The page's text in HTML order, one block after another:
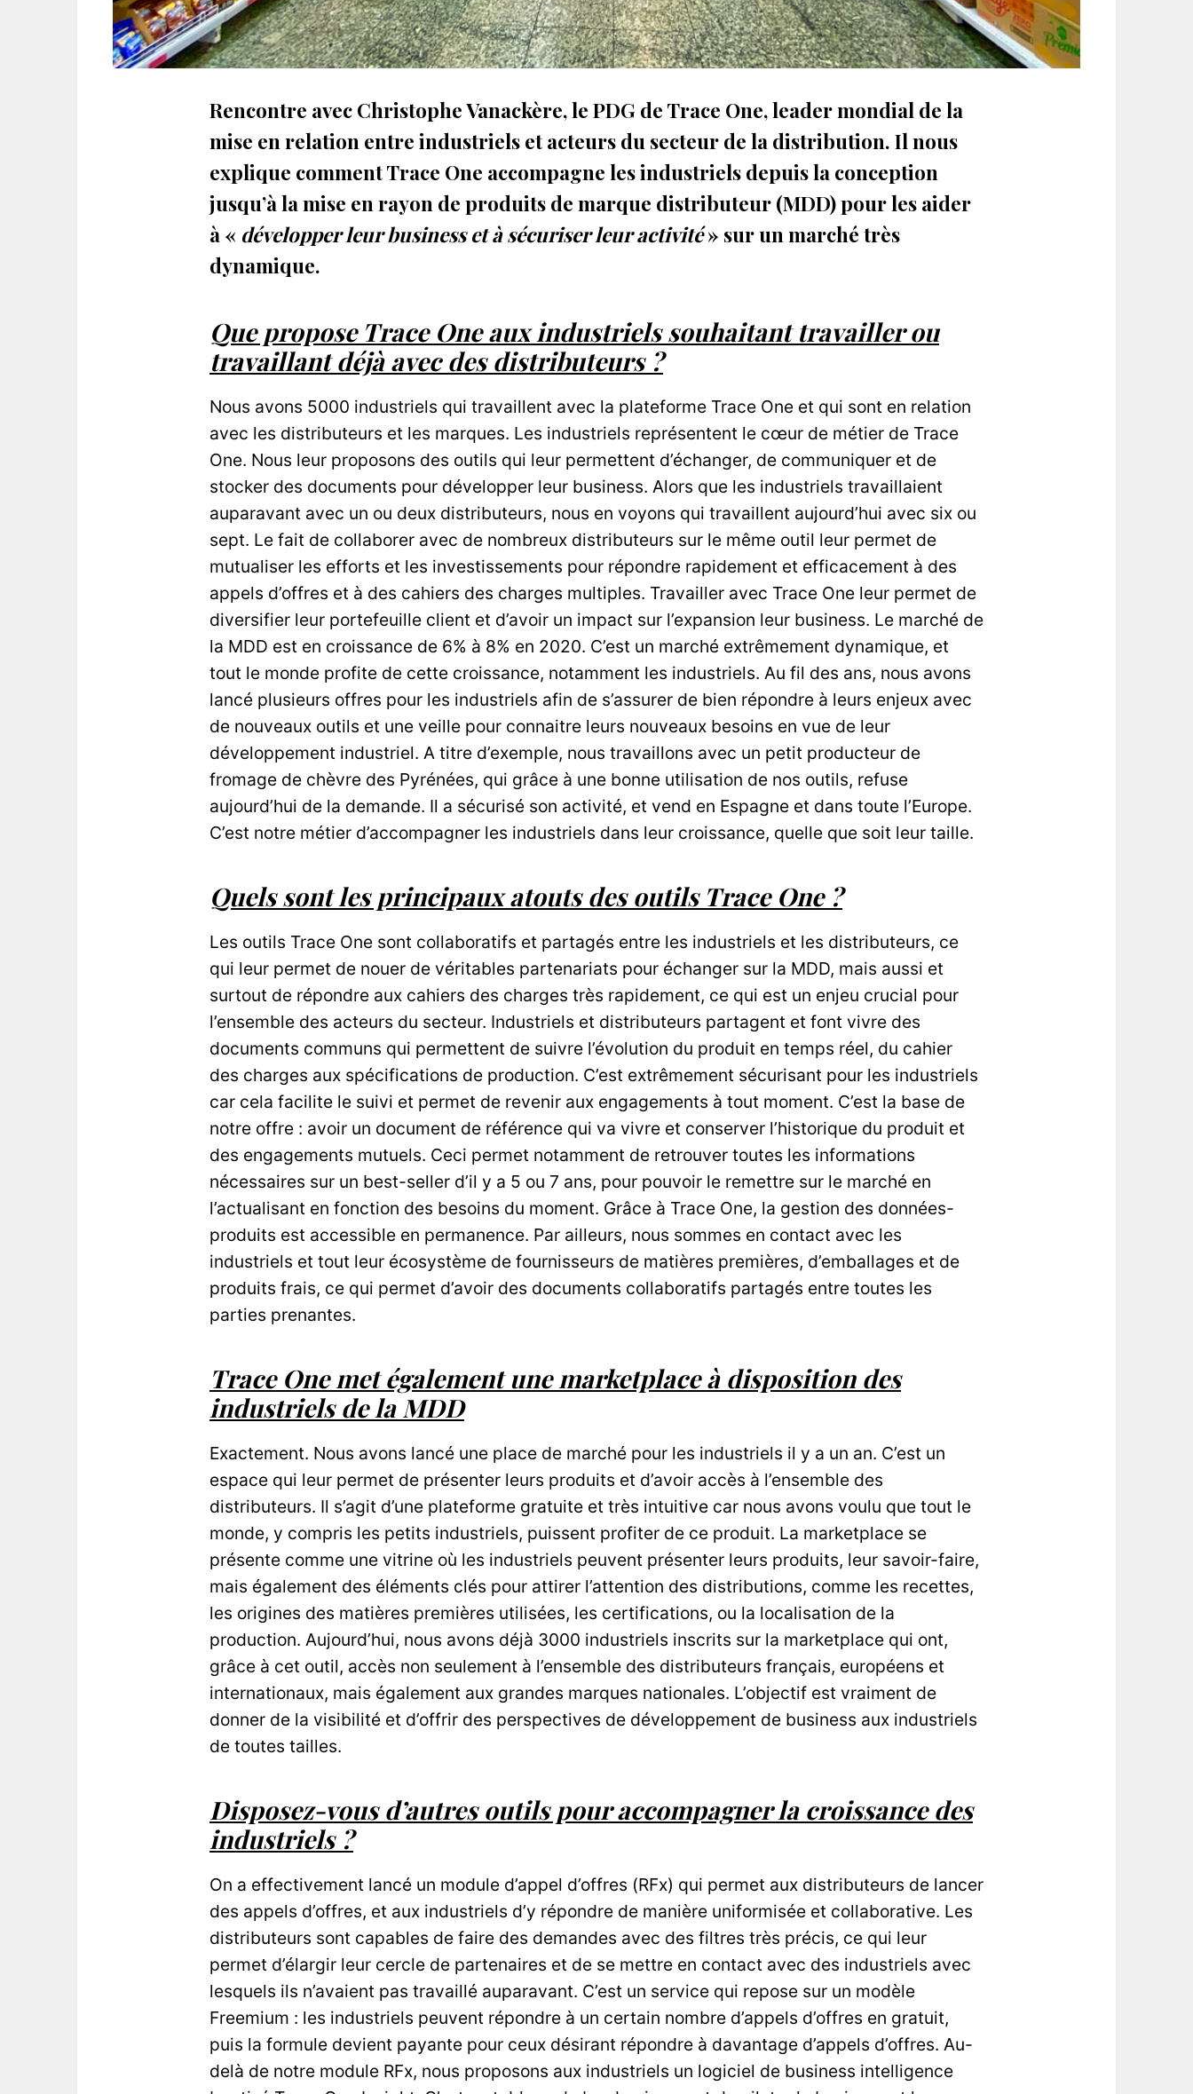
Rencontre avec Christophe Vanackère, le PDG de Trace One, leader mondial de la
mise en relation entre industriels et acteurs du secteur de la distribution. Il nous
explique comment Trace One accompagne les industriels depuis la conception
jusqu’à la mise en rayon de produits de marque distributeur (MDD) pour les aider
à « développer leur business et à sécuriser leur activité» sur un marché très
dynamique.
Que propose Trace One aux industriels souhaitant travailler ou
travaillant déjà avec des distributeurs ?
Nous avons 5000 industriels qui travaillent avec la plateforme Trace One et qui sont en relation
avec les distributeurs et les marques. Les industriels représentent le cœur de métier de Trace
One. Nous leur proposons des outils qui leur permettent d’échanger, de communiquer et de
stocker des documents pour développer leur business. Alors que les industriels travaillaient
auparavant avec un ou deux distributeurs, nous en voyons qui travaillent aujourd’hui avec six ou
sept. Le fait de collaborer avec de nombreux distributeurs sur le même outil leur permet de
mutualiser les efforts et les investissements pour répondre rapidement et efficacement à des
appels d’offres et à des cahiers des charges multiples. Travailler avec Trace One leur permet de
diversifier leur portefeuille client et d’avoir un impact sur l’expansion leur business. Le marché de
la MDD est en croissance de 6% à 8% en 2020. C’est un marché extrêmement dynamique, et
tout le monde profite de cette croissance, notamment les industriels. Au fil des ans, nous avons
lancé plusieurs offres pour les industriels afin de s’assurer de bien répondre à leurs enjeux avec
de nouveaux outils et une veille pour connaitre leurs nouveaux besoins en vue de leur
développement industriel. A titre d’exemple, nous travaillons avec un petit producteur de
fromage de chèvre des Pyrénées, qui grâce à une bonne utilisation de nos outils, refuse
aujourd’hui de la demande. Il a sécurisé son activité, et vend en Espagne et dans toute l’Europe.
C’est notre métier d’accompagner les industriels dans leur croissance, quelle que soit leur taille.
Quels sont les principaux atouts des outils Trace One ?
Les outils Trace One sont collaboratifs et partagés entre les industriels et les distributeurs, ce
qui leur permet de nouer de véritables partenariats pour échanger sur la MDD, mais aussi et
surtout de répondre aux cahiers des charges très rapidement, ce qui est un enjeu crucial pour
l’ensemble des acteurs du secteur. Industriels et distributeurs partagent et font vivre des
documents communs qui permettent de suivre l’évolution du produit en temps réel, du cahier
des charges aux spécifications de production. C’est extrêmement sécurisant pour les industriels
car cela facilite le suivi et permet de revenir aux engagements à tout moment. C’est la base de
notre offre : avoir un document de référence qui va vivre et conserver l’historique du produit et
des engagements mutuels. Ceci permet notamment de retrouver toutes les informations
nécessaires sur un best-seller d’il y a 5 ou 7 ans, pour pouvoir le remettre sur le marché en
l’actualisant en fonction des besoins du moment. Grâce à Trace One, la gestion des données-
produits est accessible en permanence. Par ailleurs, nous sommes en contact avec les
industriels et tout leur écosystème de fournisseurs de matières premières, d’emballages et de
produits frais, ce qui permet d’avoir des documents collaboratifs partagés entre toutes les
parties prenantes.
Trace One met également une marketplace à disposition des
industriels de la MDD
Exactement. Nous avons lancé une place de marché pour les industriels il y a un an. C’est un
espace qui leur permet de présenter leurs produits et d’avoir accès à l’ensemble des
distributeurs. Il s’agit d’une plateforme gratuite et très intuitive car nous avons voulu que tout le
monde, y compris les petits industriels, puissent profiter de ce produit. La marketplace se
présente comme une vitrine où les industriels peuvent présenter leurs produits, leur savoir-faire,
mais également des éléments clés pour attirer l’attention des distributions, comme les recettes,
les origines des matières premières utilisées, les certifications, ou la localisation de la
production. Aujourd’hui, nous avons déjà 3000 industriels inscrits sur la marketplace qui ont,
grâce à cet outil, accès non seulement à l’ensemble des distributeurs français, européens et
internationaux, mais également aux grandes marques nationales. L’objectif est vraiment de
donner de la visibilité et d’offrir des perspectives de développement de business aux industriels
de toutes tailles.
Disposez-vous d’autres outils pour accompagner la croissance des
industriels ?
On a effectivement lancé un module d’appel d’offres (RFx) qui permet aux distributeurs de lancer
des appels d’offres, et aux industriels d’y répondre de manière uniformisée et collaborative. Les
distributeurs sont capables de faire des demandes avec des filtres très précis, ce qui leur
permet d’élargir leur cercle de partenaires et de se mettre en contact avec des industriels avec
lesquels ils n’avaient pas travaillé auparavant. C’est un service qui repose sur un modèle
Freemium : les industriels peuvent répondre à un certain nombre d’appels d’offres en gratuit,
puis la formule devient payante pour ceux désirant répondre à davantage d’appels d’offres. Au-
delà de notre module RFx, nous proposons aux industriels un logiciel de business intelligence